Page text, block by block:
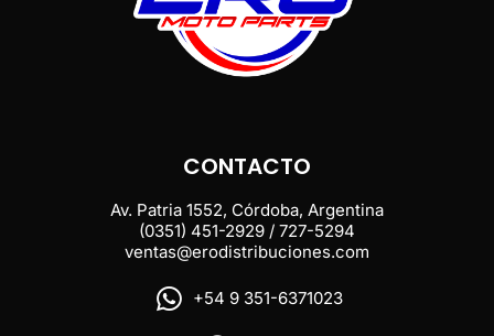
CONTACTO
Av. Patria 1552, Córdoba, Argentina
(0351) 451-2929 / 727-5294
ventas@erodistribuciones.com
+54 9 351-6371023